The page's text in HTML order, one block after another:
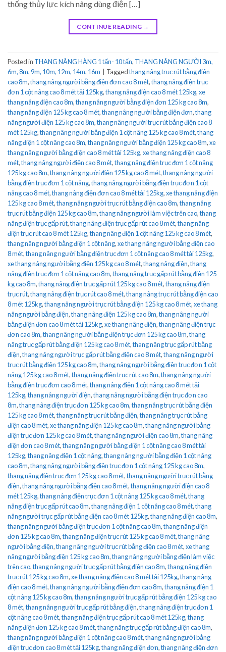
thống thủy lực kích nâng dùng điện […]
CONTINUE READING →
Posted in THANG NÂNG HÀNG 1 tấn- 10 tấn, THANG NÂNG NGƯỜI 3m,
6m, 8m, 9m, 10m, 12m, 14m, 16m
Taggedthang nâng trục rút bằng điện
cao 8m,thang nâng người bằng điện đơn cao 8 mét,thang nâng điện trục
đơn 1 cột nâng cao 8 mét tải 125kg,thang nâng điện cao 8 mét 125kg,xe
thang nâng điện cao 8m,thang nâng người bằng điện đơn 125 kg cao 8m,
thang nâng điện 125 kg cao 8 mét,thang nâng người bằng điện đơn,thang
nâng người điện 125 kg cao 8m,thang nâng người trục rút bằng điện cao 8
mét 125kg,thang nâng người bằng điện 1 cột nâng 125 kg cao 8 mét,thang
nâng điện 1 cột nâng cao 8m,thang nâng người bằng điện 125 kg cao 8m,xe
thang nâng người bằng điện cao 8 mét tải 125kg,xe thang nâng điện cao 8
mét,thang nâng người điện cao 8 mét,thang nâng điện trục đơn 1 cột nâng
125 kg cao 8m,thang nâng người điện 125 kg cao 8 mét,thang nâng người
bằng điện trục đơn 1 cột nâng,thang nâng người bằng điện trục đơn 1 cột
nâng cao 8 mét,thang nâng điện đơn cao 8 mét tải 125kg,xe thang nâng điện
125 kg cao 8 mét,thang nâng người trục rút bằng điện cao 8m,thang nâng
trục rút bằng điện 125 kg cao 8m,thang nâng người làm việc trên cao,thang
nâng điện trục gấp rút,thang nâng điện trục gấp rút cao 8 mét,thang nâng
điện trục rút cao 8 mét 125kg,thang nâng điện 1 cột nâng 125 kg cao 8 mét,
thang nâng người bằng điện 1 cột nâng,xe thang nâng người bằng điện cao
8 mét,thang nâng người bằng điện trục đơn 1 cột nâng cao 8 mét tải 125kg,
xe thang nâng người bằng điện 125 kg cao 8 mét,thang nâng điện,thang
nâng điện trục đơn 1 cột nâng cao 8m,thang nâng trục gấp rút bằng điện 125
kg cao 8m,thang nâng điện trục gấp rút 125 kg cao 8 mét,thang nâng điện
trục rút,thang nâng điện trục rút cao 8 mét,thang nâng trục rút bằng điện cao
8 mét 125kg,thang nâng người trục rút bằng điện 125 kg cao 8 mét,xe thang
nâng người bằng điện,thang nâng điện 125 kg cao 8m,thang nâng người
bằng điện đơn cao 8 mét tải 125kg,xe thang nâng điện,thang nâng điện trục
đơn cao 8m,thang nâng người bằng điện trục đơn 125 kg cao 8m,thang
nâng trục gấp rút bằng điện 125 kg cao 8 mét,thang nâng trục gấp rút bằng
điện,thang nâng người trục gấp rút bằng điện cao 8 mét,thang nâng người
trục rút bằng điện 125 kg cao 8m,thang nâng người bằng điện trục đơn 1 cột
nâng 125 kg cao 8 mét,thang nâng điện trục rút cao 8m,thang nâng người
bằng điện trục đơn cao 8 mét,thang nâng điện 1 cột nâng cao 8 mét tải
125kg,thang nâng người điện,thang nâng người bằng điện trục đơn cao
8m,thang nâng điện trục đơn 125 kg cao 8m,thang nâng trục rút bằng điện
125 kg cao 8 mét,thang nâng trục rút bằng điện,thang nâng trục rút bằng
điện cao 8 mét,xe thang nâng điện 125 kg cao 8m,thang nâng người bằng
điện trục đơn 125 kg cao 8 mét,thang nâng người điện cao 8m,thang nâng
điện đơn cao 8 mét,thang nâng người bằng điện 1 cột nâng cao 8 mét tải
125kg,thang nâng điện 1 cột nâng,thang nâng người bằng điện 1 cột nâng
cao 8m,thang nâng người bằng điện trục đơn 1 cột nâng 125 kg cao 8m,
thang nâng điện trục đơn 125 kg cao 8 mét,thang nâng người trục rút bằng
điện,thang nâng người bằng điện cao 8 mét,thang nâng người điện cao 8
mét 125kg,thang nâng điện trục đơn 1 cột nâng 125 kg cao 8 mét,thang
nâng điện trục gấp rút cao 8m,thang nâng điện 1 cột nâng cao 8 mét,thang
nâng người trục gấp rút bằng điện cao 8 mét 125kg,thang nâng điện cao 8m,
thang nâng người bằng điện trục đơn 1 cột nâng cao 8m,thang nâng điện
đơn 125 kg cao 8m,thang nâng điện trục rút 125 kg cao 8 mét,thang nâng
người bằng điện,thang nâng người trục rút bằng điện cao 8 mét,xe thang
nâng người bằng điện 125 kg cao 8m,thang nâng người bằng điện làm việc
trên cao,thang nâng người trục gấp rút bằng điện cao 8m,thang nâng điện
trục rút 125 kg cao 8m,xe thang nâng điện cao 8 mét tải 125kg,thang nâng
điện cao 8 mét,thang nâng người bằng điện đơn cao 8m,thang nâng điện 1
cột nâng 125 kg cao 8m,thang nâng người trục gấp rút bằng điện 125 kg cao
8 mét,thang nâng người trục gấp rút bằng điện,thang nâng điện trục đơn 1
cột nâng cao 8 mét,thang nâng điện trục gấp rút cao 8 mét 125kg,thang
nâng điện đơn 125 kg cao 8 mét,thang nâng trục gấp rút bằng điện cao 8m,
thang nâng người bằng điện 1 cột nâng cao 8 mét,thang nâng người bằng
điện trục đơn cao 8 mét tải 125kg,thang nâng điện đơn,thang nâng điện đơn